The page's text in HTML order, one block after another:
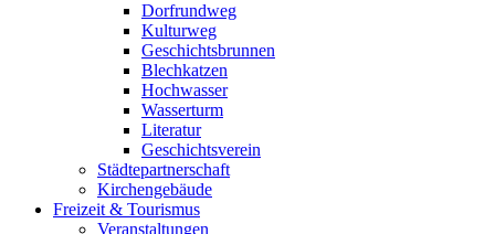
Dorfrundweg
Kulturweg
Geschichtsbrunnen
Blechkatzen
Hochwasser
Wasserturm
Literatur
Geschichtsverein
Städtepartnerschaft
Kirchengebäude
Freizeit & Tourismus
Veranstaltungen